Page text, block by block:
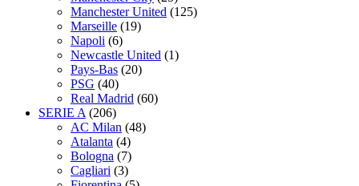
Manchester United (125)
Marseille (19)
Napoli (6)
Newcastle United (1)
Pays-Bas (20)
PSG (40)
Real Madrid (60)
SERIE A (206)
AC Milan (48)
Atalanta (4)
Bologna (7)
Cagliari (3)